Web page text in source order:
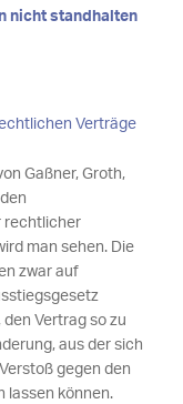
nicht standhalten
Verträge
Gaßner, Groth,
rechtlicher
man sehen. Die
zwar auf
Vertrag so zu
aus der sich
gegen den
lassen können.